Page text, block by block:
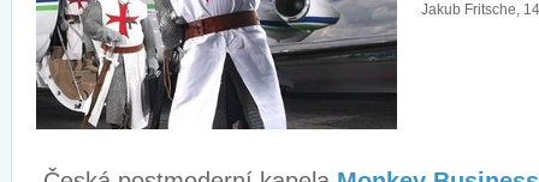
Jakub Fritsche,